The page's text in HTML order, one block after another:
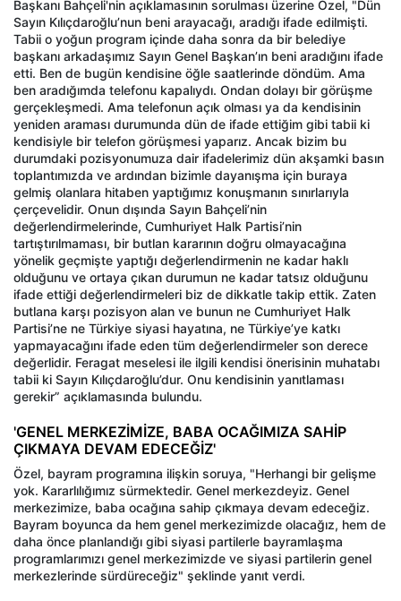
Başkanı Bahçeli'nin açıklamasının sorulması üzerine Özel, "Dün
Sayın Kılıçdaroğlu’nun beni arayacağı, aradığı ifade edilmişti.
Tabii o yoğun program içinde daha sonra da bir belediye
başkanı arkadaşımız Sayın Genel Başkan’ın beni aradığını ifade
etti. Ben de bugün kendisine öğle saatlerinde döndüm. Ama
ben aradığımda telefonu kapalıydı. Ondan dolayı bir görüşme
gerçekleşmedi. Ama telefonun açık olması ya da kendisinin
yeniden araması durumunda dün de ifade ettiğim gibi tabii ki
kendisiyle bir telefon görüşmesi yaparız. Ancak bizim bu
durumdaki pozisyonumuza dair ifadelerimiz dün akşamki basın
toplantımızda ve ardından bizimle dayanışma için buraya
gelmiş olanlara hitaben yaptığımız konuşmanın sınırlarıyla
çerçevelidir. Onun dışında Sayın Bahçeli’nin
değerlendirmelerinde, Cumhuriyet Halk Partisi’nin
tartıştırılmaması, bir butlan kararının doğru olmayacağına
yönelik geçmişte yaptığı değerlendirmenin ne kadar haklı
olduğunu ve ortaya çıkan durumun ne kadar tatsız olduğunu
ifade ettiği değerlendirmeleri biz de dikkatle takip ettik. Zaten
butlana karşı pozisyon alan ve bunun ne Cumhuriyet Halk
Partisi’ne ne Türkiye siyasi hayatına, ne Türkiye’ye katkı
yapmayacağını ifade eden tüm değerlendirmeler son derece
değerlidir. Feragat meselesi ile ilgili kendisi önerisinin muhatabı
tabii ki Sayın Kılıçdaroğlu’dur. Onu kendisinin yanıtlaması
gerekir” açıklamasında bulundu.
'GENEL MERKEZİMİZE, BABA OCAĞIMIZA SAHİP
ÇIKMAYA DEVAM EDECEĞİZ'
Özel, bayram programına ilişkin soruya, "Herhangi bir gelişme
yok. Kararlılığımız sürmektedir. Genel merkezdeyiz. Genel
merkezimize, baba ocağına sahip çıkmaya devam edeceğiz.
Bayram boyunca da hem genel merkezimizde olacağız, hem de
daha önce planlandığı gibi siyasi partilerle bayramlaşma
programlarımızı genel merkezimizde ve siyasi partilerin genel
merkezlerinde sürdüreceğiz" şeklinde yanıt verdi.